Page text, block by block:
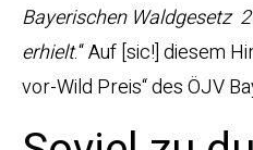
Bayerischen Waldgesetz
erhielt.“ Auf [sic!] diesem
vor-Wild Preis“ des ÖJV